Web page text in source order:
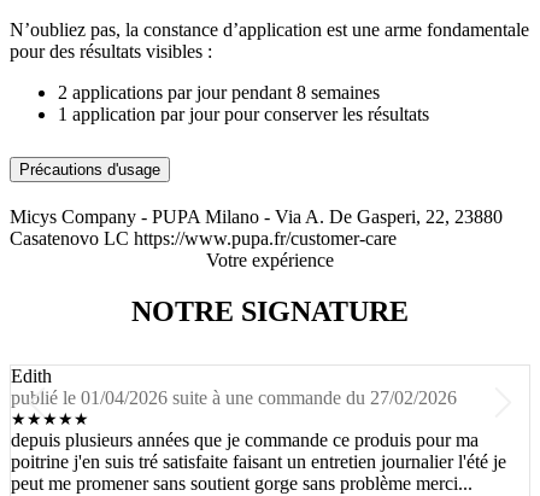
N’oubliez pas, la constance d’application est une arme fondamentale
pour des résultats visibles :
2 applications par jour pendant 8 semaines
1 application par jour pour conserver les résultats
Précautions d'usage
Micys Company - PUPA Milano - Via A. De Gasperi, 22, 23880
Casatenovo LC https://www.pupa.fr/customer-care
Votre expérience
NOTRE SIGNATURE
Edith
publié le 01/04/2026 suite à une commande du 27/02/2026
★★★★★
depuis plusieurs années que je commande ce produis pour ma
poitrine j'en suis tré satisfaite faisant un entretien journalier l'été je
peut me promener sans soutient gorge sans problème merci...